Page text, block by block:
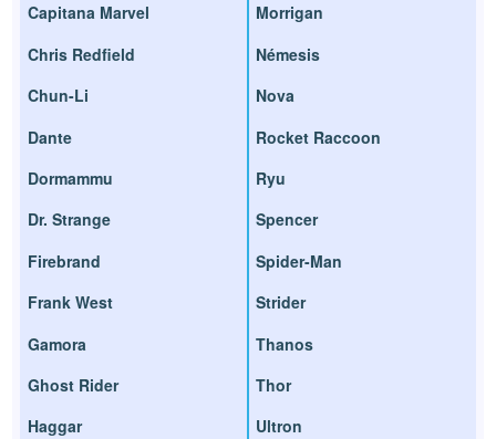
Capitana Marvel
Chris Redfield
Chun-Li
Dante
Dormammu
Dr. Strange
Firebrand
Frank West
Gamora
Ghost Rider
Haggar
Morrigan
Némesis
Nova
Rocket Raccoon
Ryu
Spencer
Spider-Man
Strider
Thanos
Thor
Ultron